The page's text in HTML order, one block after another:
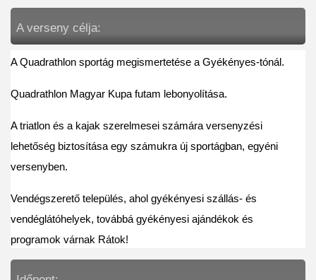
A verseny célja:
A Quadrathlon sportág megismertetése a Gyékényes-tónál.
Quadrathlon Magyar Kupa futam lebonyolítása.
A triatlon és a kajak szerelmesei számára versenyzési
lehetőség biztosítása egy számukra új sportágban, egyéni
versenyben.
Vendégszerető település, ahol gyékényesi szállás- és
vendéglátóhelyek, továbbá gyékényesi ajándékok és
programok várnak Rátok!